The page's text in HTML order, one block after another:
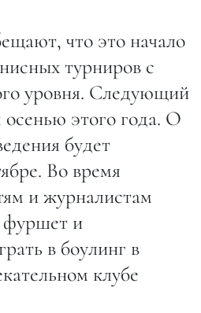
что это начало
турниров с
уровня. Следующий
осенью этого года. О
будет
Во время
и журналистам
фуршет и
в боулинг в
клубе